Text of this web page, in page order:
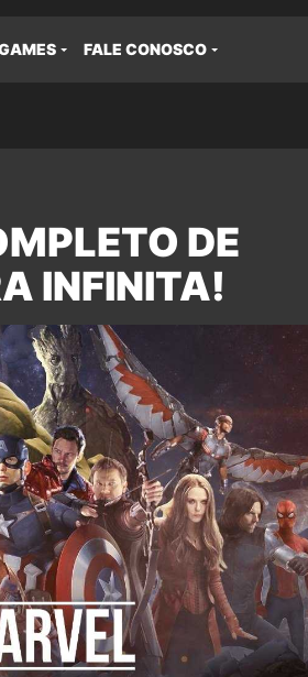
FALE CONOSCO
DE
INFINITA!